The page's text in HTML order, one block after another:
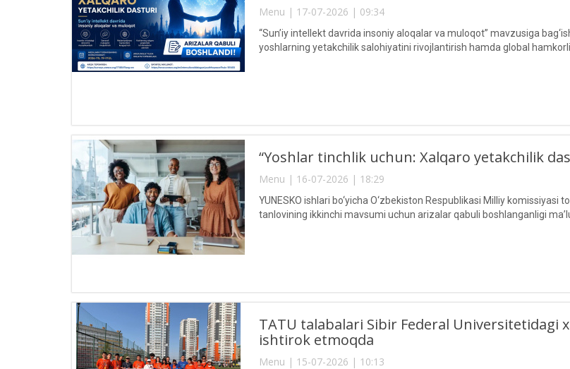
Menu | 17-07-2026 | 09:34
“Sun’iy intellekt davrida insoniy aloqalar va muloqot” mavzusiga
yoshlarning yetakchilik salohiyatini rivojlantirish hamda global
“Yoshlar tinchlik uchun: Xalqaro yetakchilik
Menu | 16-07-2026 | 18:29
YUNESKO ishlari bo‘yicha O‘zbekiston Respublikasi Milliy
tanlovining ikkinchi mavsumi uchun arizalar qabuli boshlanganligi
TATU talabalari Sibir Federal
ishtirok etmoqda
Menu | 15-07-2026 | 10:13